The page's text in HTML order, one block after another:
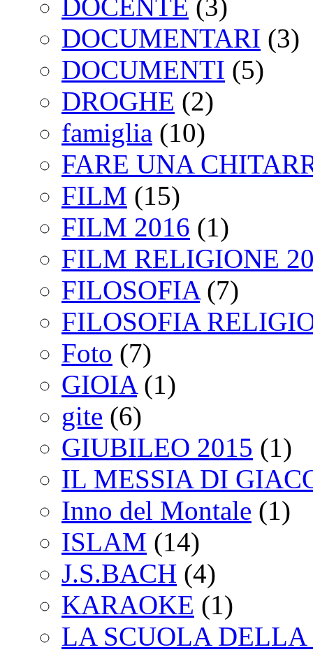
DOCENTE (3)
DOCUMENTARI (3)
DOCUMENTI (5)
DROGHE (2)
famiglia (10)
FARE UNA
FILM (15)
FILM 2016 (1)
FILM RELIGIONE
FILOSOFIA(7)
FILOSOFIA
Foto (7)
GIOIA(1)
gite (6)
GIUBILEO 2015 (1)
IL MESSIA DI
Inno del Montale (1)
ISLAM (14)
J.S.BACH (4)
KARAOKE (1)
LA SCUOLA